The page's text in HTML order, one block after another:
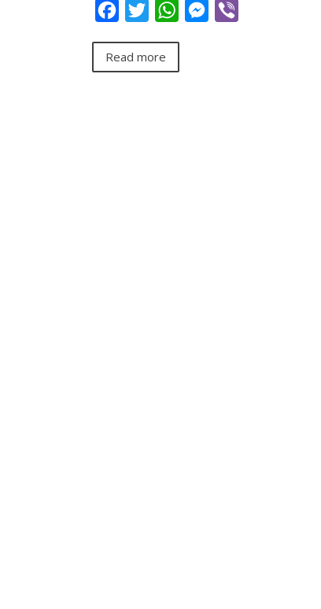
FacebookTwitterWhatsAppMessenger
Read more